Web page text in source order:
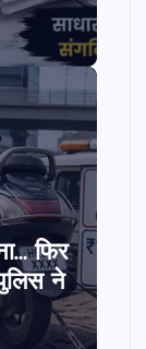
फिर
ने